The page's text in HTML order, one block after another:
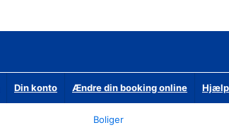
Din konto Ændre din booking online Hjælp
Boliger